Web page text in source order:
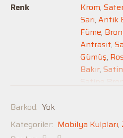
Renk
Krom,
Sarı, Antik
Füme,
Antrasit,
Gümüş,
Bakır,
Satine Bronz
Barkod: Yok
Kategoriler: Mobilya Kulpları,